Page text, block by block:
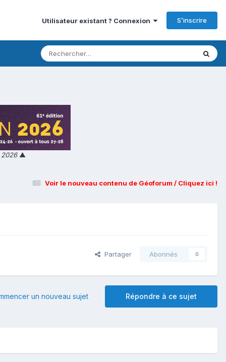
Utilisateur existant ? Connexion S’inscrire
▲
Voir le nouveau contenu de Géoforum / Cliquez ici !
Partager Abonnés 0
Répondre à ce sujet
un nouveau sujet